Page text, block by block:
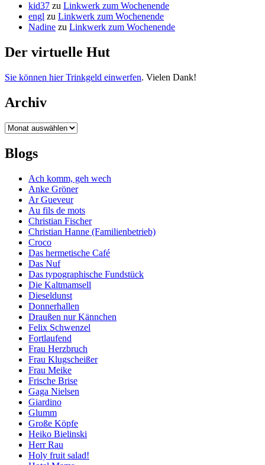
kid37 zu Linkwerk zum Wochenende
engl zu Linkwerk zum Wochenende
Nadine zu Linkwerk zum Wochenende
Der virtuelle Hut
Sie können hier Trinkgeld einwerfen. Vielen Dank!
Archiv
Archiv
Blogs
Ach komm, geh wech
Anke Gröner
Ar Gueveur
Au fils de mots
Christian Fischer
Christian Hanne (Familienbetrieb)
Croco
Das hermetische Café
Das Nuf
Das typographische Fundstück
Die Kaltmamsell
Dieseldunst
Donnerhallen
Draußen nur Kännchen
Felix Schwenzel
Fortlaufend
Frau Herzbruch
Frau Klugscheißer
Frau Meike
Frische Brise
Gaga Nielsen
Giardino
Glumm
Große Köpfe
Heiko Bielinski
Herr Rau
Holy fruit salad!